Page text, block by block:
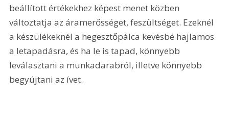
beállított értékekhez képest menet közben
változtatja az áramerősséget, feszültséget. Ezeknél
a készülékeknél a hegesztőpálca kevésbé hajlamos
a letapadásra, és ha le is tapad, könnyebb
leválasztani a munkadarabról, illetve könnyebb
begyújtani az ívet.